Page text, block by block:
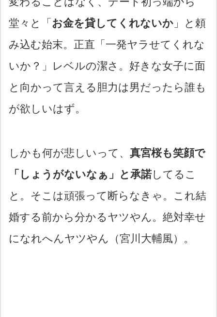
堂々と「 お金を貸してくれないか 」と頼
み込む始末。正直「一発ヤラせてくれな
いか？」レベルの潔さ。好きな女子に面
と向かって言える胆力は男だったら誰も
が欲しいはず。
しかも何が悲しいって、真宮桜も笑顔で
「しょうがないなぁ」と承諾してるこ
と。そこは頑張って断らなきゃ。これ結
婚する前から分かるヤツやん。絶対幸せ
になれへんヤツやん（宮川大輔風）。